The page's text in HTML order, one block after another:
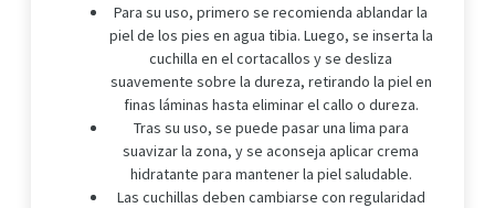
Para su uso, primero se recomienda ablandar la
piel de los pies en agua tibia. Luego, se inserta la
cuchilla en el cortacallos y se desliza
suavemente sobre la dureza, retirando la piel en
finas láminas hasta eliminar el callo o dureza.
Tras su uso, se puede pasar una lima para
suavizar la zona, y se aconseja aplicar crema
hidratante para mantener la piel saludable.
Las cuchillas deben cambiarse con regularidad